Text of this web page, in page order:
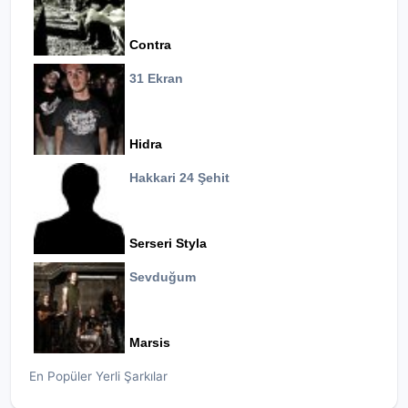
Contra
31 Ekran
Hidra
Hakkari 24 Şehit
Serseri Styla
Sevduğum
Marsis
En Popüler Yerli Şarkılar